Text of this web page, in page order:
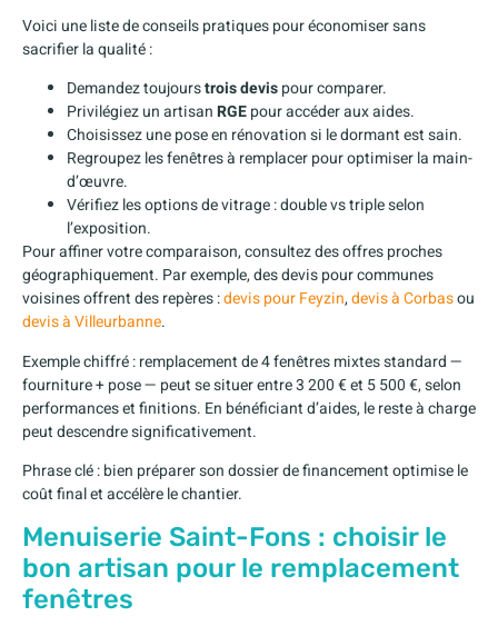
Voici une liste de conseils pratiques pour économiser sans
sacrifier la qualité :
Demandez toujourstrois devispour comparer.
Privilégiez un artisanRGEpour accéder aux aides.
Choisissez une pose en rénovation si le dormant est sain.
Regroupez les fenêtres à remplacer pour optimiser la main-
d’œuvre.
Vérifiez les options de vitrage : double vs triple selon
l’exposition.
Pour affiner votre comparaison, consultez des offres proches
géographiquement. Par exemple, des devis pour communes
voisines offrent des repères :devis pour Feyzin,devis à Corbasou
devis à Villeurbanne.
Exemple chiffré : remplacement de 4 fenêtres mixtes standard —
fourniture + pose — peut se situer entre 3 200 € et 5 500 €, selon
performances et finitions. En bénéficiant d’aides, le reste à charge
peut descendre significativement.
Phrase clé : bien préparer son dossier de financement optimise le
coût final et accélère le chantier.
Menuiserie Saint-Fons : choisir le
bon artisan pour le remplacement
fenêtres